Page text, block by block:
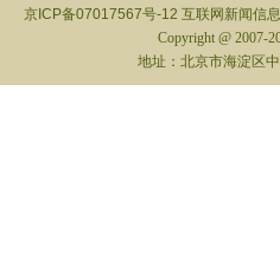
京ICP备07017567号-12 互联网新闻信
Copyright @ 2007-
地址：北京市海淀区